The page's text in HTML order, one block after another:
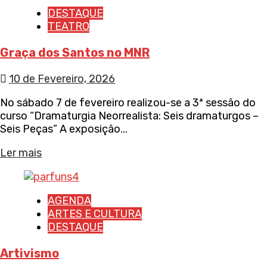
DESTAQUE
TEATRO
Graça dos Santos no MNR
10 de Fevereiro, 2026
No sábado 7 de fevereiro realizou-se a 3ª sessão do
curso “Dramaturgia Neorrealista: Seis dramaturgos –
Seis Peças” A exposição...
Ler mais
AGENDA
ARTES E CULTURA
DESTAQUE
Artivismo